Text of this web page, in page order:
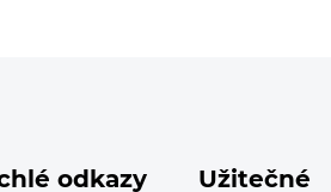
odkazy Užitečné